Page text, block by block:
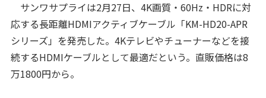
サンワサプライは2月27日、4K画質・60Hz・HDRに対
応する長距離HDMIアクティブケーブル「KM-HD20-APR
シリーズ」を発売した。4Kテレビやチューナーなどを接
続するHDMIケーブルとして最適だという。直販価格は8
万1800円から。